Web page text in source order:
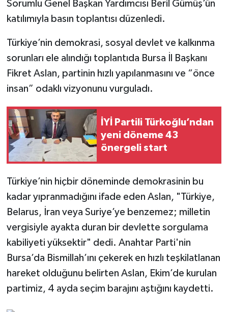
Sorumlu Genel Başkan Yardımcısı Beril Gümüş’ün
katılımıyla basın toplantısı düzenledi.
Türkiye’nin demokrasi, sosyal devlet ve kalkınma
sorunları ele alındığı toplantıda Bursa İl Başkanı
Fikret Aslan, partinin hızlı yapılanmasını ve “önce
insan” odaklı vizyonunu vurguladı.
İYİ Partili Türkoğlu’ndan
yeni döneme 43
önergeli start
Türkiye’nin hiçbir döneminde demokrasinin bu
kadar yıpranmadığını ifade eden Aslan, "Türkiye,
Belarus, İran veya Suriye’ye benzemez; milletin
vergisiyle ayakta duran bir devlette sorgulama
kabiliyeti yüksektir" dedi. Anahtar Parti'nin
Bursa’da Bismillah’ını çekerek en hızlı teşkilatlanan
hareket olduğunu belirten Aslan, Ekim’de kurulan
partimiz, 4 ayda seçim barajını aştığını kaydetti.